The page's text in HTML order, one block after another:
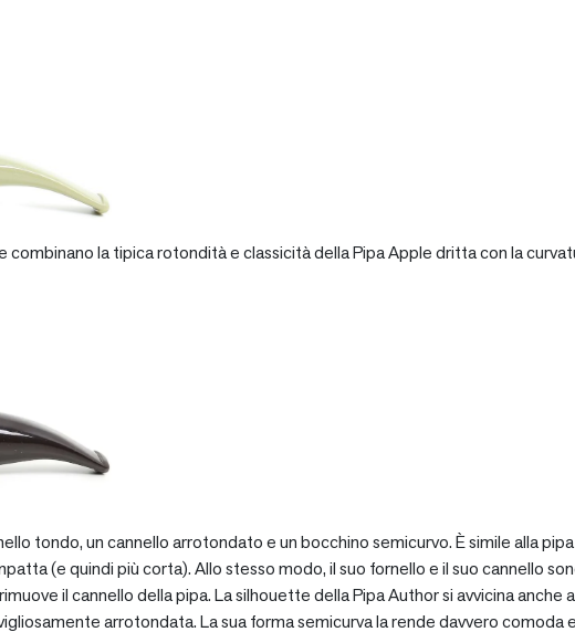
combinano la tipica rotondità e classicità della Pipa Apple dritta con la
tondo, un cannello arrotondato e un bocchino semicurvo. È simile alla
(e quindi più corta). Allo stesso modo, il suo fornello e il suo cannello
il cannello della pipa. La silhouette della Pipa Author si avvicina anche
arrotondata. La sua forma semicurva la rende davvero comoda